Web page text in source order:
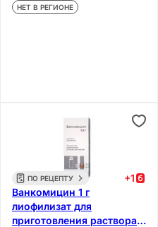
НЕТ В РЕГИОНЕ
ПО РЕЦЕПТУ +1
Ванкомицин 1 г
лиофилизат для
приготовления раствора